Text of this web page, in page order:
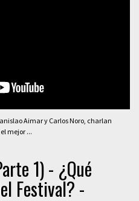
Aimar y Carlos Noro, charlan
mejor ...
1) - ¿Qué
Festival? -